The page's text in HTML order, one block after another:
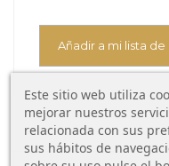
Añadir a mi lista
Este sitio web utiliza
mejorar nuestros
relacionada con sus
sus hábitos de